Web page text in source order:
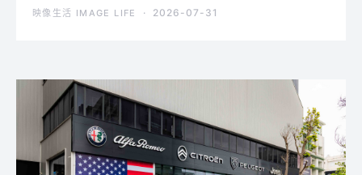
映像生活 IMAGE LIFE 2026-07-31